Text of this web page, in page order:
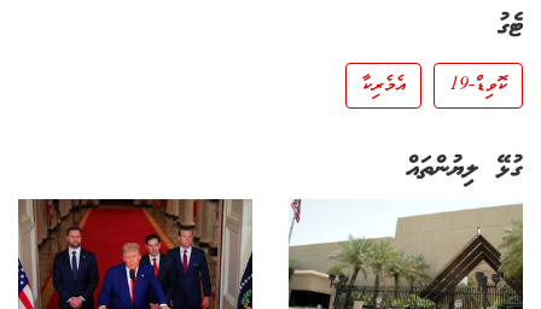
ޓެގު
ކޮވިޑް-19 އެމެރިކާ
ގުޅޭ ލިޔުންތައް